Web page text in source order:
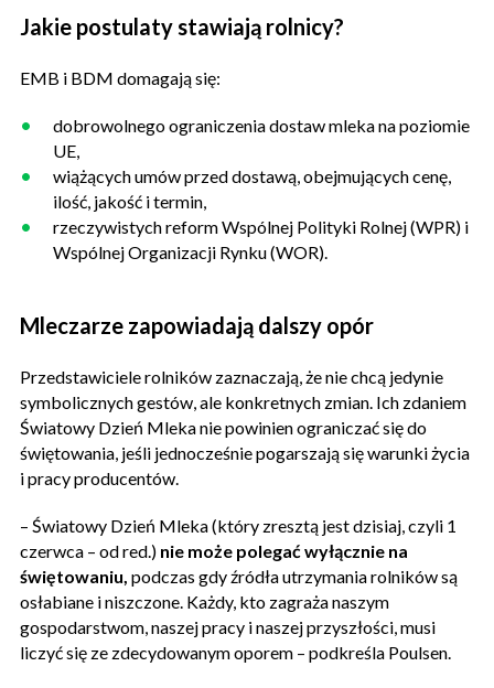
Jakie postulaty stawiają rolnicy?
EMB i BDM domagają się:
dobrowolnego ograniczenia dostaw mleka na poziomie
UE,
wiążących umów przed dostawą, obejmujących cenę,
ilość, jakość i termin,
rzeczywistych reform Wspólnej Polityki Rolnej (WPR) i
Wspólnej Organizacji Rynku (WOR).
Mleczarze zapowiadają dalszy opór
Przedstawiciele rolników zaznaczają, że nie chcą jedynie
symbolicznych gestów, ale konkretnych zmian. Ich zdaniem
Światowy Dzień Mleka nie powinien ograniczać się do
świętowania, jeśli jednocześnie pogarszają się warunki życia
i pracy producentów.
– Światowy Dzień Mleka (który zresztą jest dzisiaj, czyli 1
czerwca – od red.) nie może polegać wyłącznie na
świętowaniu, podczas gdy źródła utrzymania rolników są
osłabiane i niszczone. Każdy, kto zagraża naszym
gospodarstwom, naszej pracy i naszej przyszłości, musi
liczyć się ze zdecydowanym oporem – podkreśla Poulsen.